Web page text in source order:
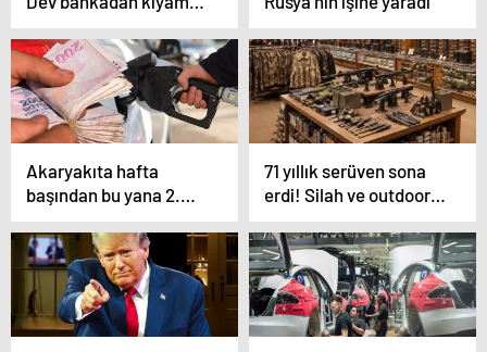
senaryosu
Akaryakıta hafta
başından bu yana 2.
zam! İşte yeni fiyatlar
71 yıllık serüven sona
erdi! Silah ve outdoor
devi iflas etti